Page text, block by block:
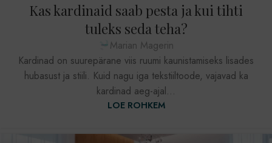
Kas kardinaid saab pesta ja kui tihti
tuleks seda teha?
Marian Magerin
Kardinad on suurepärane viis ruumi kaunistamiseks lisades
hubasust ja stiili. Kuid nagu iga tekstiiltoode, vajavad ka
kardinad aeg-ajal...
LOE ROHKEM